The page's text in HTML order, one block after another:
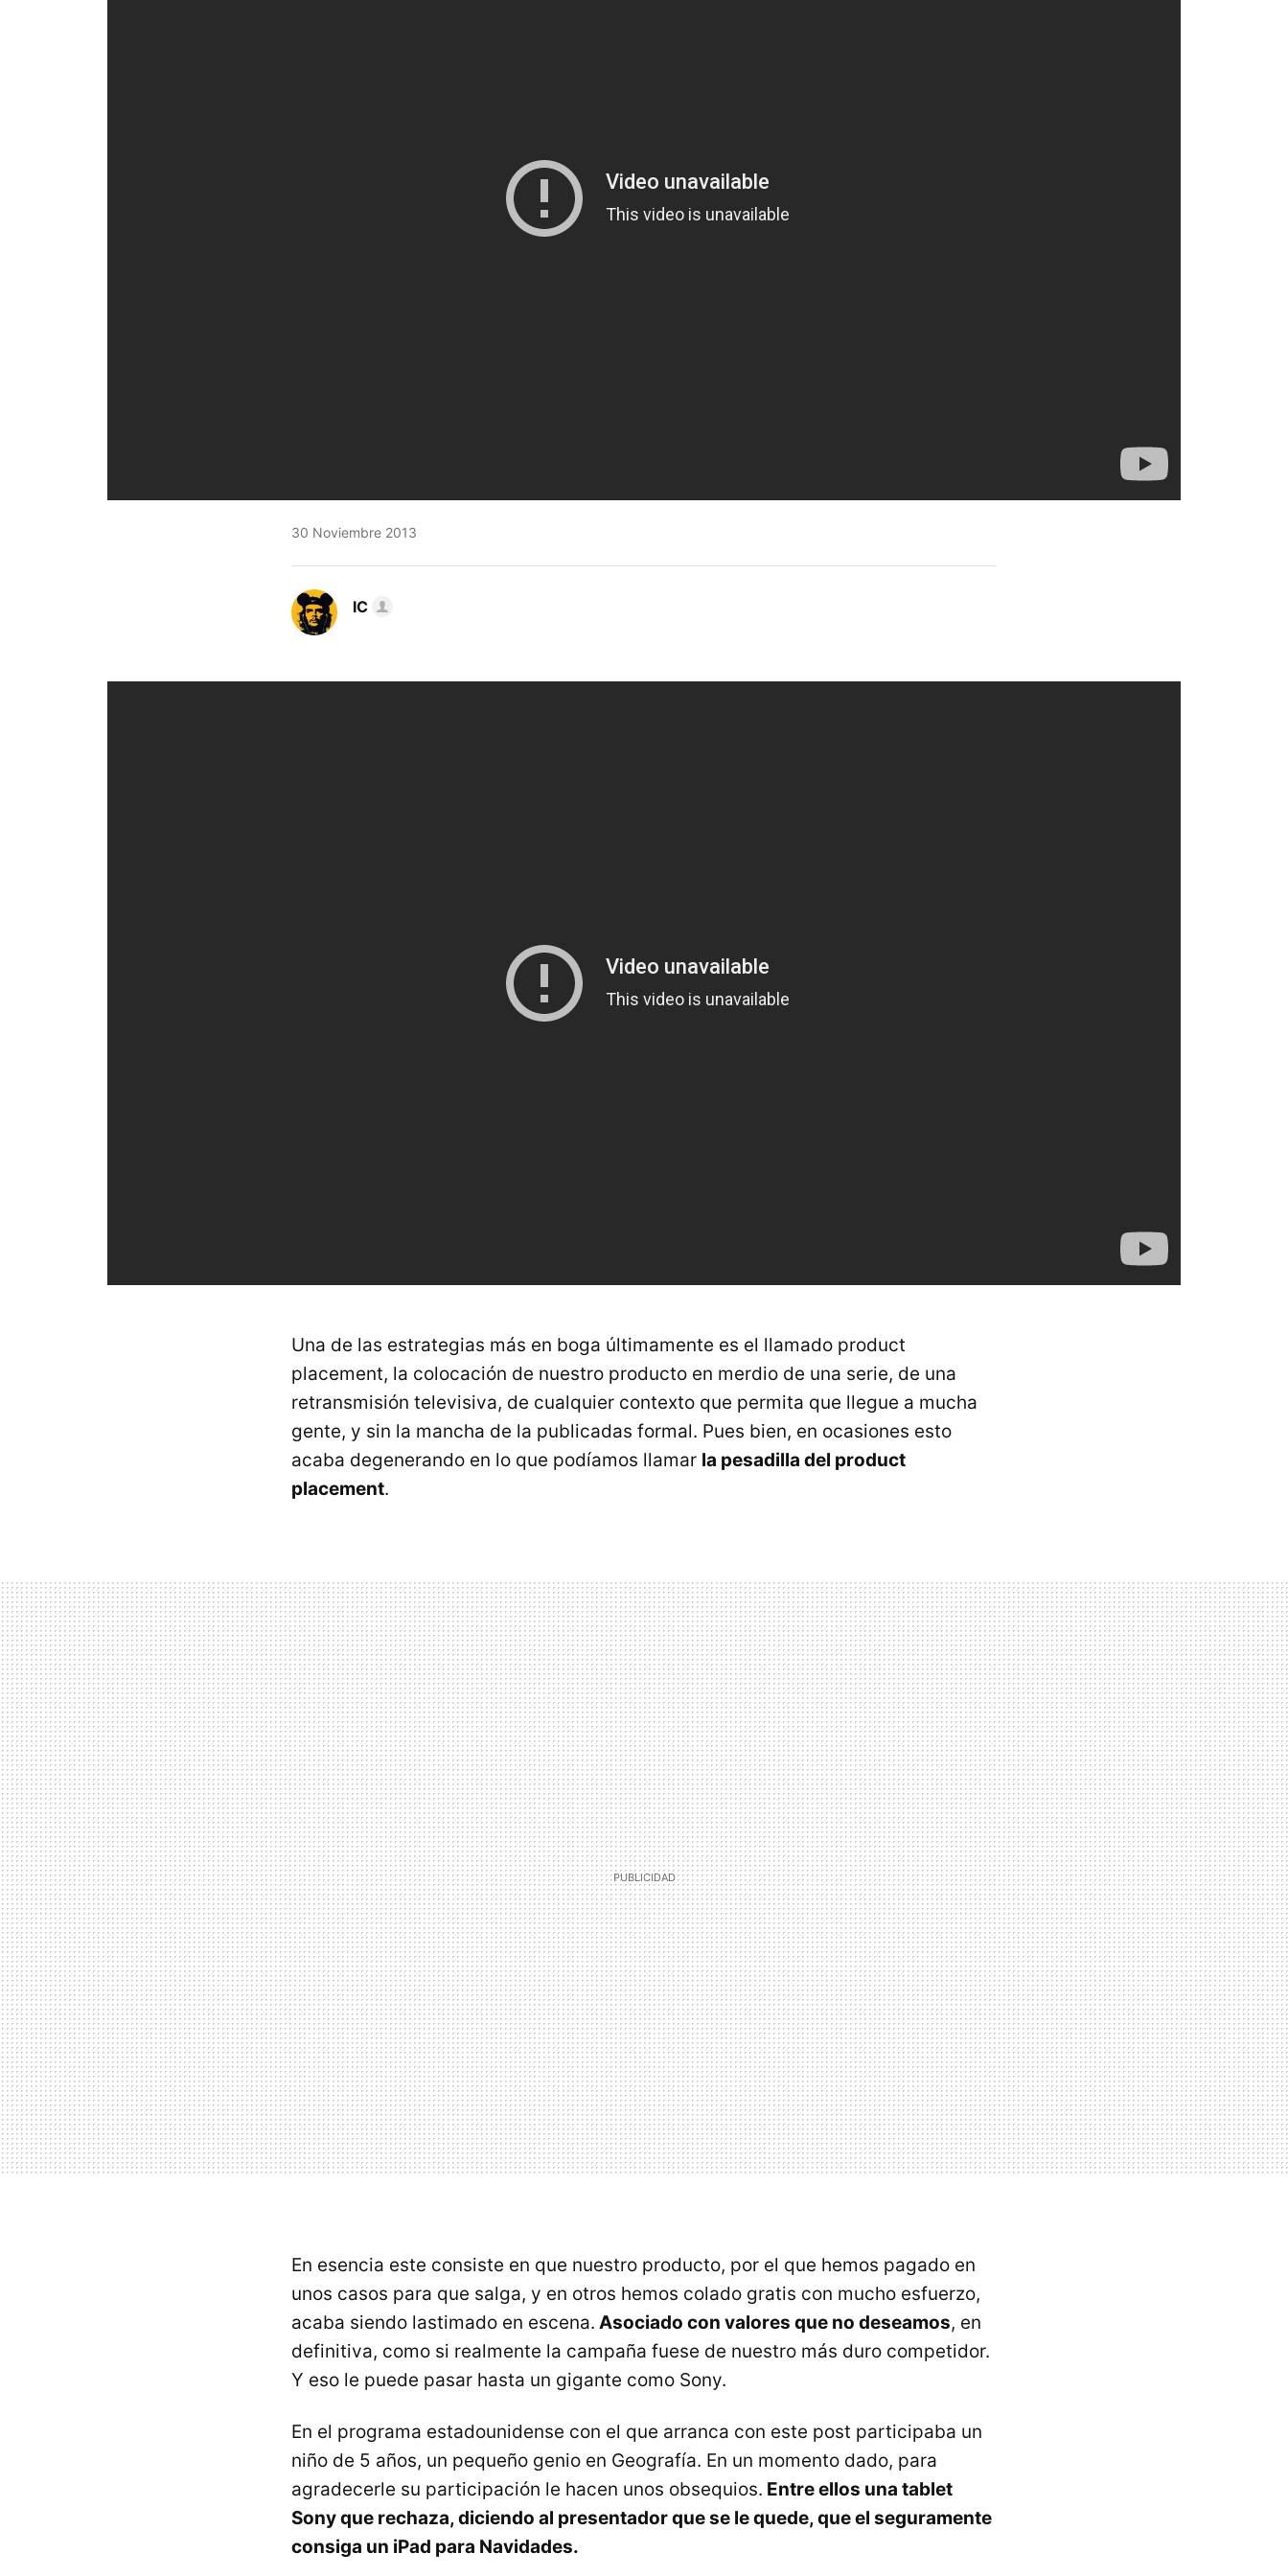
30 Noviembre 2013
IC
Una de las estrategias más en boga últimamente es el llamado product
placement, la colocación de nuestro producto en merdio de una serie, de una
retransmisión televisiva, de cualquier contexto que permita que llegue a mucha
gente, y sin la mancha de la publicadas formal. Pues bien, en ocasiones esto
acaba degenerando en lo que podíamos llamar la pesadilla del product
placement.
En esencia este consiste en que nuestro producto, por el que hemos pagado en
unos casos para que salga, y en otros hemos colado gratis con mucho esfuerzo,
acaba siendo lastimado en escena. Asociado con valores que no deseamos, en
definitiva, como si realmente la campaña fuese de nuestro más duro competidor.
Y eso le puede pasar hasta un gigante como Sony.
En el programa estadounidense con el que arranca con este post participaba un
niño de 5 años, un pequeño genio en Geografía. En un momento dado, para
agradecerle su participación le hacen unos obsequios. Entre ellos una tablet
Sony que rechaza, diciendo al presentador que se le quede, que el seguramente
consiga un iPad para Navidades.